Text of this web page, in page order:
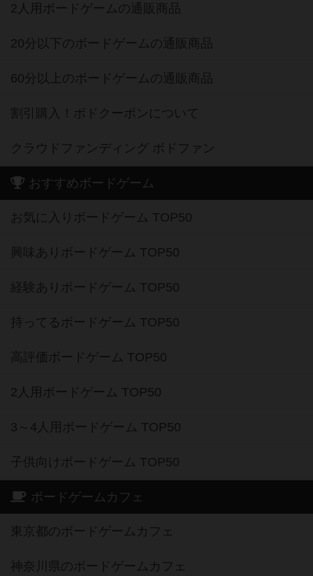
2人用ボードゲームの通販商品
20分以下のボードゲームの通販商品
60分以上のボードゲームの通販商品
割引購入！ボドクーポンについて
クラウドファンディング ボドファン
おすすめボードゲーム
お気に入りボードゲーム TOP50
興味ありボードゲーム TOP50
経験ありボードゲーム TOP50
持ってるボードゲーム TOP50
高評価ボードゲーム TOP50
2人用ボードゲーム TOP50
3～4人用ボードゲーム TOP50
子供向けボードゲーム TOP50
ボードゲームカフェ
東京都のボードゲームカフェ
神奈川県のボードゲームカフェ